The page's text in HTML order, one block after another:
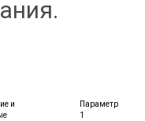
и
Параметр
1